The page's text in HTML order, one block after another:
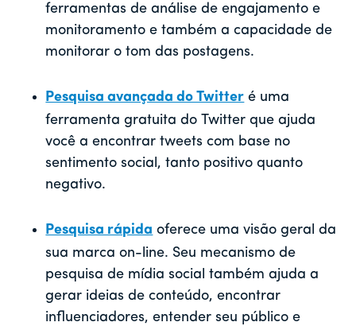
ferramentas de análise de engajamento e
monitoramento e também a capacidade de
monitorar o tom das postagens.
Pesquisa avançada do Twitter é uma
ferramenta gratuita do Twitter que ajuda
você a encontrar tweets com base no
sentimento social, tanto positivo quanto
negativo.
Pesquisa rápida oferece uma visão geral da
sua marca on-line. Seu mecanismo de
pesquisa de mídia social também ajuda a
gerar ideias de conteúdo, encontrar
influenciadores, entender seu público e